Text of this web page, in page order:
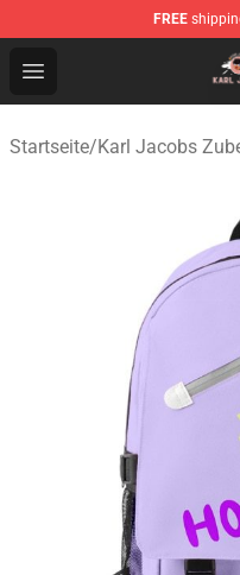
FREE
Open menu
Karl Jacobs Store -
Startseite/Karl Jacobs